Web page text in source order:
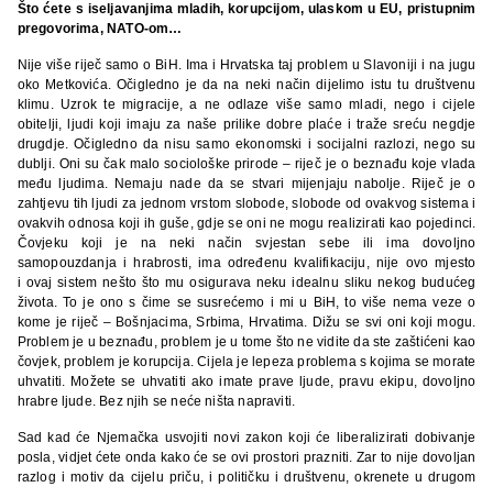
Što ćete s iseljavanjima mladih, korupcijom, ulaskom u EU, pristupnim
pregovorima, NATO-om…
Nije više riječ samo o BiH. Ima i Hrvatska taj problem u Slavoniji i na jugu
oko Metkovića. Očigledno je da na neki način dijelimo istu tu društvenu
klimu. Uzrok te migracije, a ne odlaze više samo mladi, nego i cijele
obitelji, ljudi koji imaju za naše prilike dobre plaće i traže sreću negdje
drugdje. Očigledno da nisu samo ekonomski i socijalni razlozi, nego su
dublji. Oni su čak malo sociološke prirode – riječ je o beznađu koje vlada
među ljudima. Nemaju nade da se stvari mijenjaju nabolje. Riječ je o
zahtjevu tih ljudi za jednom vrstom slobode, slobode od ovakvog sistema i
ovakvih odnosa koji ih guše, gdje se oni ne mogu realizirati kao pojedinci.
Čovjeku koji je na neki način svjestan sebe ili ima dovoljno
samopouzdanja i hrabrosti, ima određenu kvalifikaciju, nije ovo mjesto
i ovaj sistem nešto što mu osigurava neku idealnu sliku nekog budućeg
života. To je ono s čime se susrećemo i mi u BiH, to više nema veze o
kome je riječ – Bošnjacima, Srbima, Hrvatima. Dižu se svi oni koji mogu.
Problem je u beznađu, problem je u tome što ne vidite da ste zaštićeni kao
čovjek, problem je korupcija. Cijela je lepeza problema s kojima se morate
uhvatiti. Možete se uhvatiti ako imate prave ljude, pravu ekipu, dovoljno
hrabre ljude. Bez njih se neće ništa napraviti.
Sad kad će Njemačka usvojiti novi zakon koji će liberalizirati dobivanje
posla, vidjet ćete onda kako će se ovi prostori prazniti. Zar to nije dovoljan
razlog i motiv da cijelu priču, i političku i društvenu, okrenete u drugom